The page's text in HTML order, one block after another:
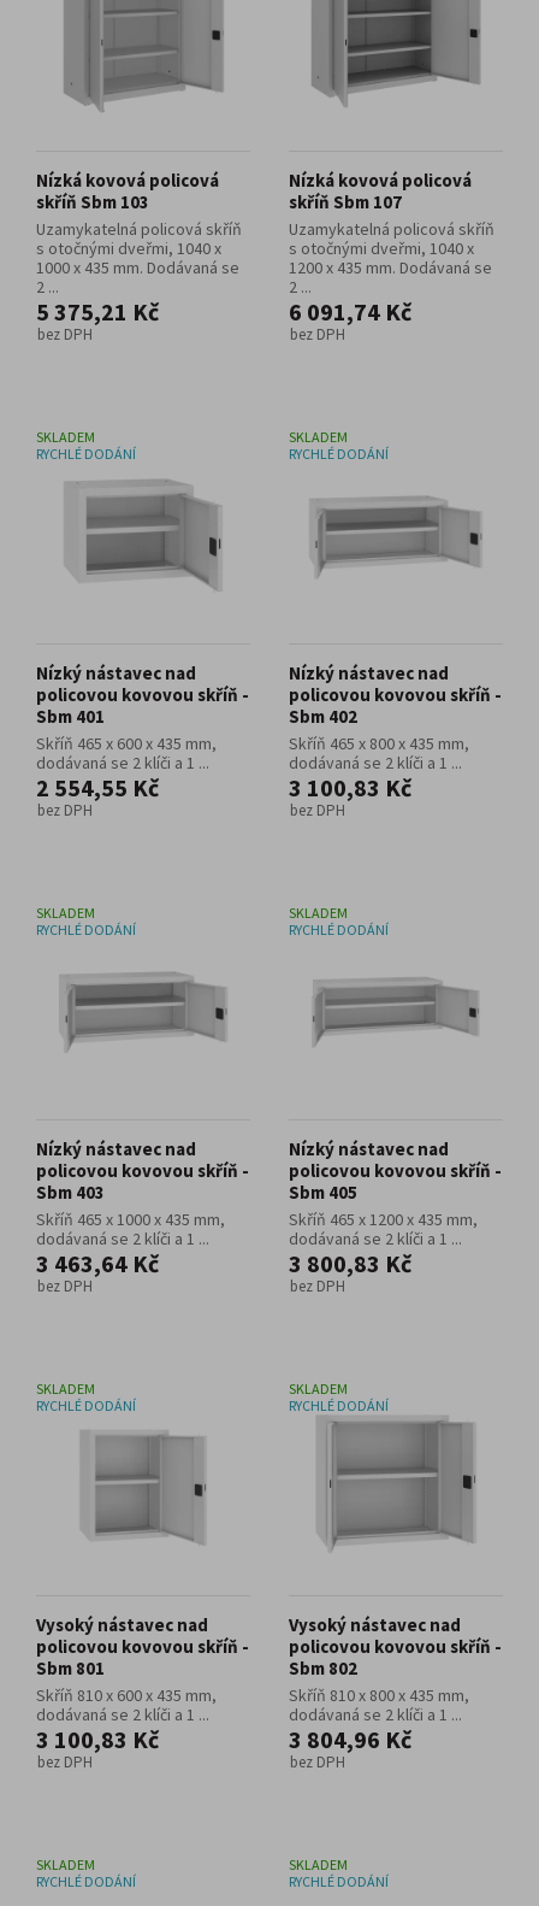
Nízká kovová policová
skříň Sbm 103
Uzamykatelná policová skříň
s otočnými dveřmi, 1040 x
1000 x 435 mm. Dodávaná se
2 ...
5 375,21 Kč
bez DPH
Nízká kovová policová
skříň Sbm 107
Uzamykatelná policová skříň
s otočnými dveřmi, 1040 x
1200 x 435 mm. Dodávaná se
2 ...
6 091,74 Kč
bez DPH
SKLADEM
RYCHLÉ DODÁNÍ
Nízký nástavec nad
policovou kovovou skříň -
Sbm 401
Skříň 465 x 600 x 435 mm,
dodávaná se 2 klíči a 1 ...
2 554,55 Kč
bez DPH
SKLADEM
RYCHLÉ DODÁNÍ
Nízký nástavec nad
policovou kovovou skříň -
Sbm 402
Skříň 465 x 800 x 435 mm,
dodávaná se 2 klíči a 1 ...
3 100,83 Kč
bez DPH
SKLADEM
RYCHLÉ DODÁNÍ
Nízký nástavec nad
policovou kovovou skříň -
Sbm 403
Skříň 465 x 1000 x 435 mm,
dodávaná se 2 klíči a 1 ...
3 463,64 Kč
bez DPH
SKLADEM
RYCHLÉ DODÁNÍ
Nízký nástavec nad
policovou kovovou skříň -
Sbm 405
Skříň 465 x 1200 x 435 mm,
dodávaná se 2 klíči a 1 ...
3 800,83 Kč
bez DPH
SKLADEM
RYCHLÉ DODÁNÍ
Vysoký nástavec nad
policovou kovovou skříň -
Sbm 801
Skříň 810 x 600 x 435 mm,
dodávaná se 2 klíči a 1 ...
3 100,83 Kč
bez DPH
SKLADEM
RYCHLÉ DODÁNÍ
Vysoký nástavec nad
policovou kovovou skříň -
Sbm 802
Skříň 810 x 800 x 435 mm,
dodávaná se 2 klíči a 1 ...
3 804,96 Kč
bez DPH
SKLADEM
RYCHLÉ DODÁNÍ
SKLADEM
RYCHLÉ DODÁNÍ